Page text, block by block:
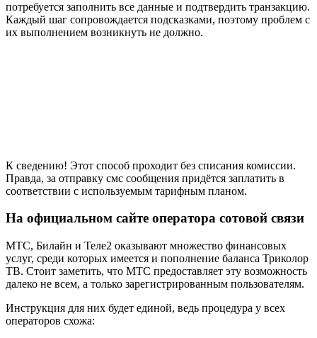
потребуется заполнить все данные и подтвердить транзакцию.
Каждый шаг сопровождается подсказками, поэтому проблем с
их выполнением возникнуть не должно.
К сведению! Этот способ проходит без списания комиссии.
Правда, за отправку смс сообщения придётся заплатить в
соответствии с используемым тарифным планом.
На официальном сайте оператора сотовой связи
МТС, Билайн и Теле2 оказывают множество финансовых
услуг, среди которых имеется и пополнение баланса Триколор
ТВ. Стоит заметить, что МТС предоставляет эту возможность
далеко не всем, а только зарегистрированным пользователям.
Инструкция для них будет единой, ведь процедура у всех
операторов схожа: